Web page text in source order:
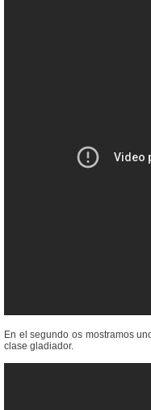
En el segundo os mostramos
clase gladiador.